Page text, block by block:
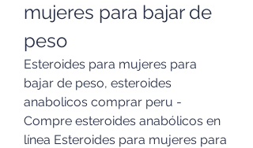
mujeres para bajar de
peso
Esteroides para mujeres para
bajar de peso, esteroides
anabolicos comprar peru -
Compre esteroides anabólicos en
línea Esteroides para mujeres para